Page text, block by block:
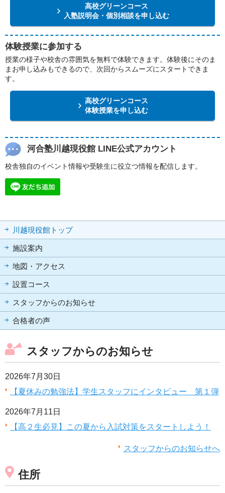
高校グリーンコース
入塾説明会・個別相談を申し込む
体験授業に参加する
授業の様子や校舎の雰囲気を無料で体験できます。体験後にそのま
まお申し込みもできるので、次回からスムーズにスタートできま
す。
高校グリーンコース
体験授業を申し込む
河合塾川越現役館 LINE公式アカウント
校舎独自のイベント情報や受験生に役立つ情報を配信します。
川越現役館トップ
施設案内
地図・アクセス
設置コース
スタッフからのお知らせ
合格者の声
スタッフからのお知らせ
スタッフからのお知らせへ
2026年7月30日
【夏休みの勉強法】学生スタッフにインタビュー 第１弾
2026年7月11日
【高２生必見】この夏から入試対策をスタートしよう！
住所